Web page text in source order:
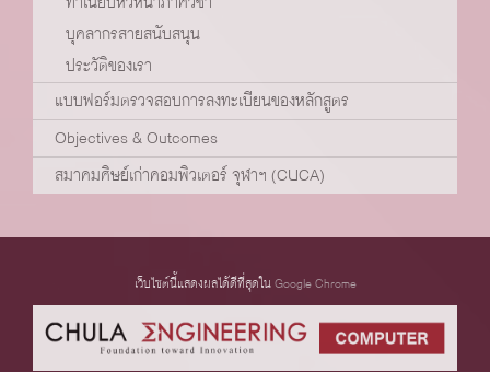
บุคลากรสายสนับสนุน
ประวัติของเรา
แบบฟอร์มตรวจสอบการลงทะเบียนของหลักสูตร
Objectives & Outcomes
สมาคมศิษย์เก่าคอมพิวเตอร์ จุฬาฯ (CUCA)
เว็บไซต์นี้แสดงผลได้ดีที่สุดในGoogle Chrome